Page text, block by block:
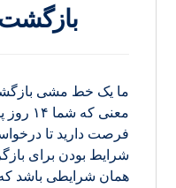
بازگشت
معنی
فرصت دارید تا
شرایط بودن برای
همان شرایطی باشد که